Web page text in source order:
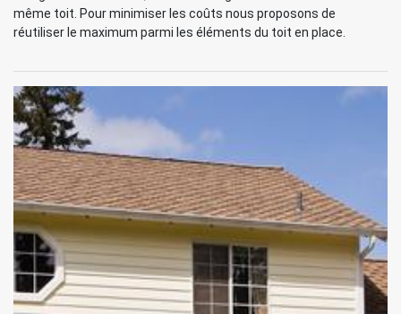
même toit. Pour minimiser les coûts nous proposons de
réutiliser le maximum parmi les éléments du toit en place.